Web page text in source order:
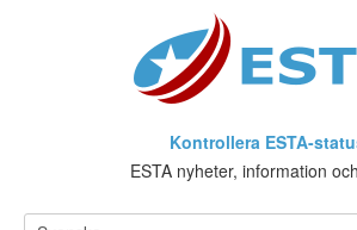
Kontrollera ESTA-
ESTA nyheter, information